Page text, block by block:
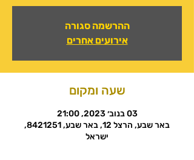
ההרשמה סגורה
אירועים אחרים
שעה ומקום
03 בנוב׳ 2023, 21:00
באר שבע, הרצל 12, באר שבע, 8421251,
ישראל